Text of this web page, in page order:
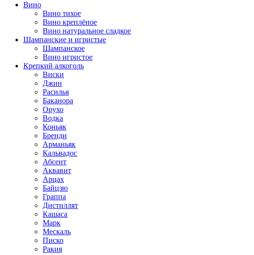
Вино
Вино тихое
Вино креплёное
Вино натуральное сладкое
Шампанские и игристые
Шампанское
Вино игристое
Крепкий алкоголь
Виски
Джин
Расилья
Баканора
Орухо
Водка
Коньяк
Бренди
Арманьяк
Кальвадос
Абсент
Аквавит
Арцах
Байцзю
Граппа
Дистиллят
Кашаса
Марк
Мескаль
Писко
Ракия